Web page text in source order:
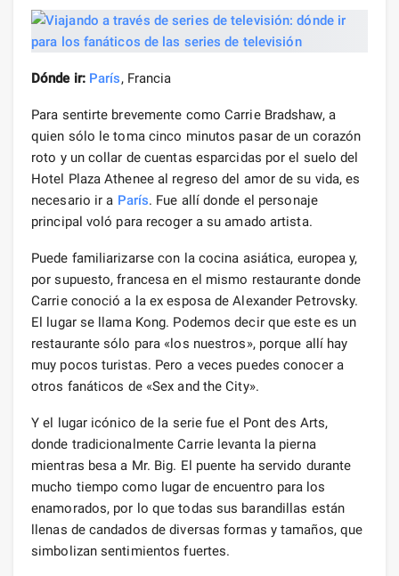
Dónde ir: París, Francia
Para sentirte brevemente como Carrie Bradshaw, a
quien sólo le toma cinco minutos pasar de un corazón
roto y un collar de cuentas esparcidas por el suelo del
Hotel Plaza Athenee al regreso del amor de su vida, es
necesario ir a París. Fue allí donde el personaje
principal voló para recoger a su amado artista.
Puede familiarizarse con la cocina asiática, europea y,
por supuesto, francesa en el mismo restaurante donde
Carrie conoció a la ex esposa de Alexander Petrovsky.
El lugar se llama Kong. Podemos decir que este es un
restaurante sólo para «los nuestros», porque allí hay
muy pocos turistas. Pero a veces puedes conocer a
otros fanáticos de «Sex and the City».
Y el lugar icónico de la serie fue el Pont des Arts,
donde tradicionalmente Carrie levanta la pierna
mientras besa a Mr. Big. El puente ha servido durante
mucho tiempo como lugar de encuentro para los
enamorados, por lo que todas sus barandillas están
llenas de candados de diversas formas y tamaños, que
simbolizan sentimientos fuertes.